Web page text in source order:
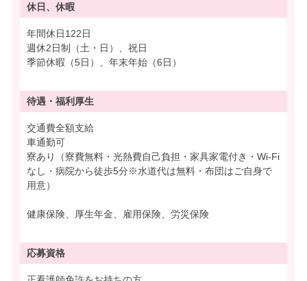
休日、休暇
年間休日122日
週休2日制（土・日）、祝日
季節休暇（5日）、年末年始（6日）
待遇・ 福利厚生
交通費全額支給
車通勤可
寮あり（寮費無料・光熱費自己負担・家具家電付き・Wi-Fi
なし・病院から徒歩5分※水道代は無料・布団はご自身で
用意）
健康保険、厚生年金、雇用保険、労災保険
応募資格